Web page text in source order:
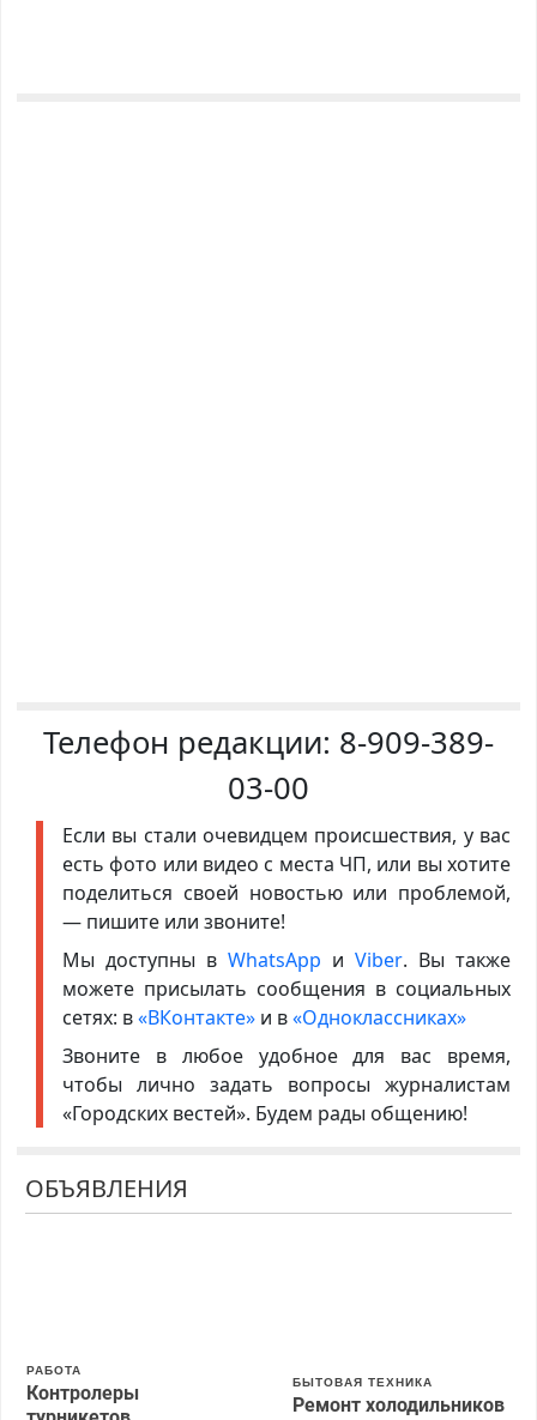
Телефон редакции: 8-909-389-
03-00
Если вы стали очевидцем происшествия, у вас
есть фото или видео с места ЧП, или вы хотите
поделиться своей новостью или проблемой,
— пишите или звоните!
Мы доступны в WhatsApp иViber. Вы также
можете присылать сообщения в социальных
сетях: в«ВКонтакте»и в«Одноклассниках»
Звоните в любое удобное для вас время,
чтобы лично задать вопросы журналистам
«Городских вестей». Будем рады общению!
ОБЪЯВЛЕНИЯ
РАБОТА
Контролеры
БЫТОВАЯ ТЕХНИКА
Ремонт холодильников